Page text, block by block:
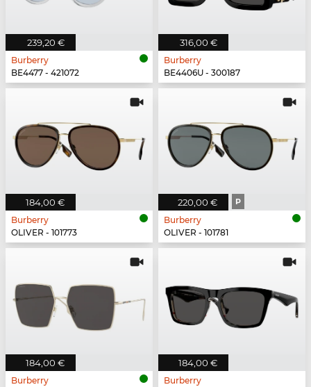
239,20 €
Burberry
BE4477 - 421072
316,00 €
Burberry
BE4406U - 300187
184,00 €
Burberry
OLIVER - 101773
220,00 € P
Burberry
OLIVER - 101781
184,00 €
Burberry
184,00 €
Burberry